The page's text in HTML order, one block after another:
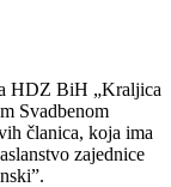
HDZ BiH „Kraljica
Svadbenom
članica, koja ima
zajednice